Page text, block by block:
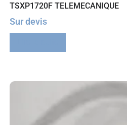
TSXP1720F TELEMECANIQUE
Sur devis